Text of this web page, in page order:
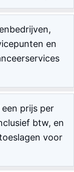
en
prijs per
btw, en
voor